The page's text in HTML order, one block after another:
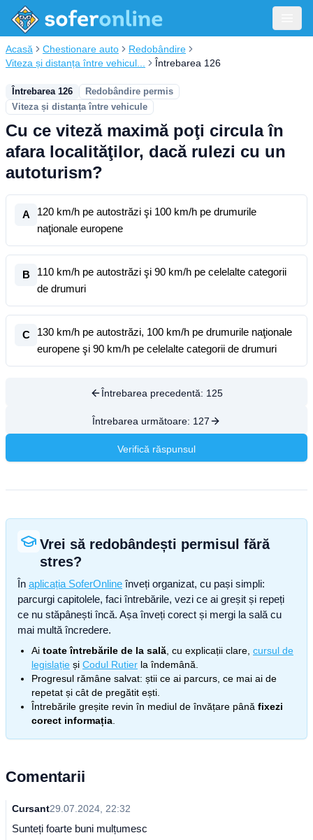
Acasă Chestionare auto
Redobândire
Viteza și distanța între vehicul...
Întrebarea 126
Întrebarea 126
Redobândire permis
Viteza și distanța între vehicule
Cu ce viteză maximă poţi circula în
afara localităţilor, dacă rulezi cu un
autoturism?
A
120 km/h pe autostrăzi şi 100 km/h pe drumurile
naţionale europene
B
110 km/h pe autostrăzi şi 90 km/h pe celelalte categorii
de drumuri
C
130 km/h pe autostrăzi, 100 km/h pe drumurile naţionale
europene şi 90 km/h pe celelalte categorii de drumuri
Întrebarea precedentă: 125
Întrebarea următoare: 127
Verifică răspunsul
Vrei să redobândești permisul fără
stres?
În aplicația SoferOnline înveți organizat, cu pași simpli:
parcurgi capitolele, faci întrebările, vezi ce ai greșit și repeți
ce nu stăpânești încă. Așa înveți corect și mergi la sală cu
mai multă încredere.
Ai toate întrebările de la sală , cu explicații clare, cursul de
legislație și Codul Rutier la îndemână.
Progresul rămâne salvat: știi ce ai parcurs, ce mai ai de
repetat și cât de pregătit ești.
Întrebările greșite revin în mediul de învățare până fixezi
corect informația
Comentarii
Cursant29.07.2024, 22:32
Sunteți foarte buni mulțumesc